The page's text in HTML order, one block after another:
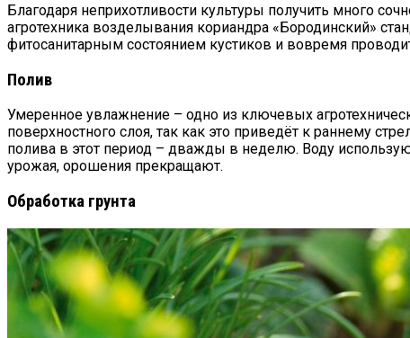
Благодаря неприхотливости культуры получить много
агротехника возделывания кориандра «Бородинский»
фитосанитарным состоянием кустиков и вовремя
Полив
Умеренное увлажнение – одно из ключевых
поверхностного слоя, так как это приведёт к раннему
полива в этот период – дважды в неделю. Воду
урожая, орошения прекращают.
Обработка грунта